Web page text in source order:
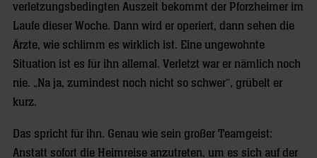
verletzungsbedingten Auszeit bekommt der Pforzheimer im
Laufe dieser Woche. Dann wird er operiert, dann sehen die
Ärzte, wie schlimm es wirklich ist. Eine ungewohnte
Situation ist es für ihn allemal. Verletzt war er nämlich noch
nie. „Na ja, zumindest noch nicht so schwer“, grübelt er
kurz.
Das spricht für ihn. Genau wie sein großer Teamgeist:
Anstatt sofort die Heimreise anzutreten, um es sich auf der